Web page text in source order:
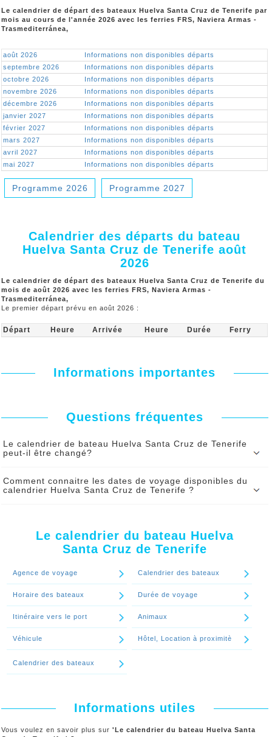
Le calendrier de départ des bateaux Huelva Santa Cruz de Tenerife par
mois au cours de l'année 2026 avec les ferries FRS, Naviera Armas -
Trasmediterránea,
août 2026
Informations non disponibles départs
septembre 2026
Informations non disponibles départs
octobre 2026
Informations non disponibles départs
novembre 2026
Informations non disponibles départs
décembre 2026
Informations non disponibles départs
janvier 2027
Informations non disponibles départs
février 2027
Informations non disponibles départs
mars 2027
Informations non disponibles départs
avril 2027
Informations non disponibles départs
mai 2027
Informations non disponibles départs
Programme 2026 Programme 2027
Calendrier des départs du bateau
Huelva Santa Cruz de Tenerife août
2026
Le calendrier de départ des bateaux Huelva Santa Cruz de Tenerife du
mois de août 2026 avec les ferries FRS, Naviera Armas -
Trasmediterránea,
Le premier départ prévu en août 2026 :
Départ Heure Arrivée Heure Durée Ferry
Informations importantes
Questions fréquentes
Le calendrier de bateau Huelva Santa Cruz de Tenerife
peut-il être changé?
modifié par le ferry sous certaines contraintes. En cas de
changement vous serez serez informé par SMS et par mail de tout
Tenerife peut-il être changé?'
Comment connaitre les dates de voyage disponibles du
calendrier Huelva Santa Cruz de Tenerife ?
Continuer le spécial 'Comment connaitre les dates de voyage
Le calendrier du bateau Huelva
Santa Cruz de Tenerife
Agence de voyage Calendrier des bateaux
Horaire des bateaux Durée de voyage
Itinéraire vers le port Animaux
Véhicule Hôtel, Location à proximitè
Calendrier des bateaux
Informations utiles
Vous voulez en savoir plus sur 'Le calendrier du bateau Huelva Santa